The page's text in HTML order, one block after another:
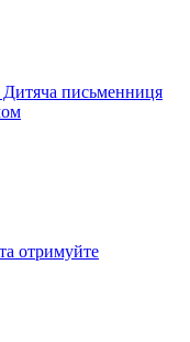
Дитяча письменниця
отримуйте